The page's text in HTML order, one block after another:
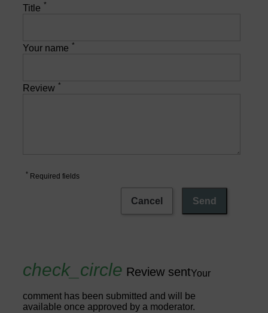
Title *
Your name *
Review *
* Required fields
Cancel Send
Review sentYour
comment has been submitted and will be
available once approved by a moderator.